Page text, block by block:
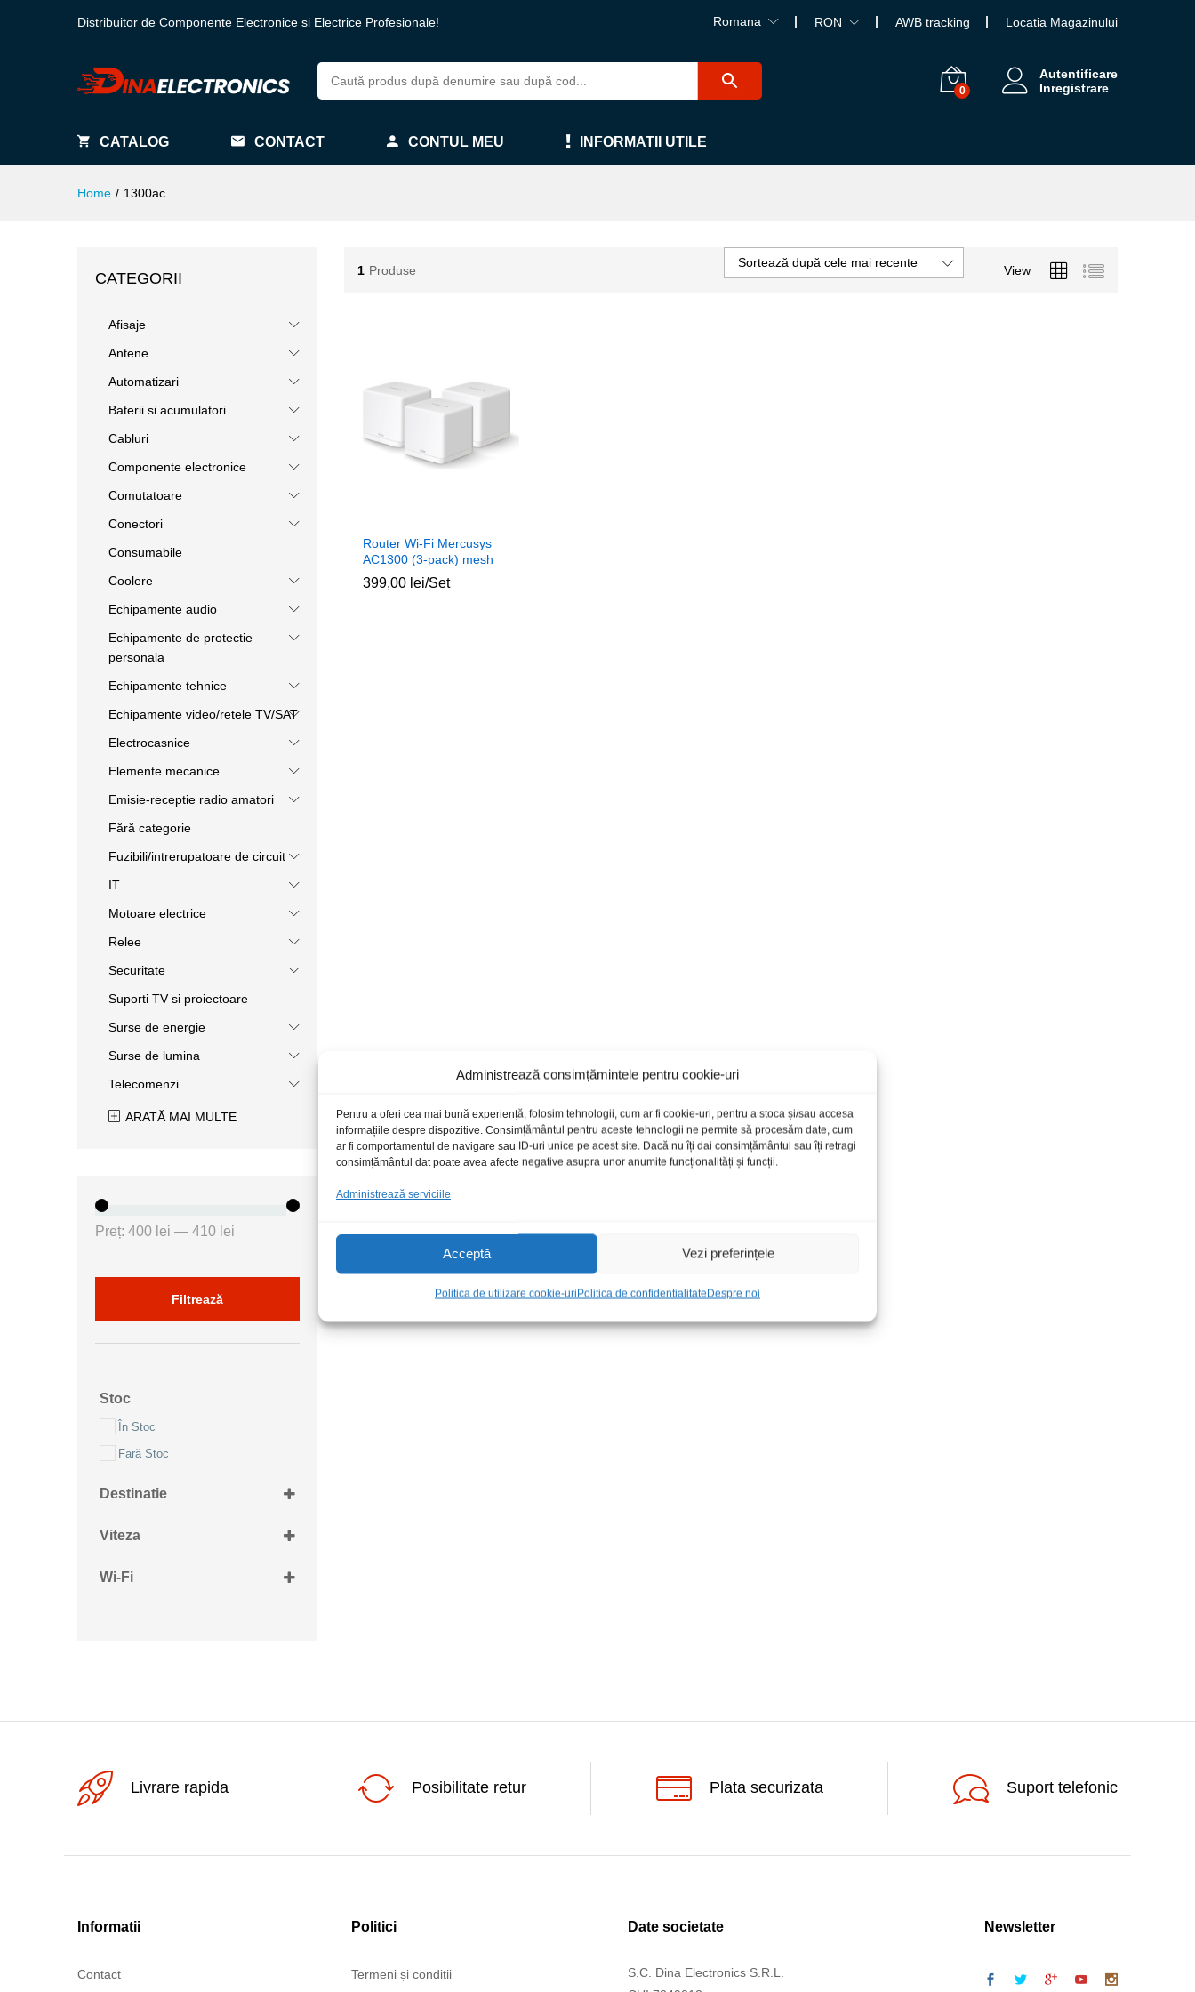
Administrează consimțămintele pentru cookie-uri
Pentru a oferi cea mai bună experiență, folosim tehnologii, cum ar fi cookie-uri, pentru a stoca și/sau accesa
informațiile despre dispozitive. Consimțământul pentru aceste tehnologii ne permite să procesăm date, cum
ar fi comportamentul de navigare sau ID-uri unice pe acest site. Dacă nu îți dai consimțământul sau îți retragi
consimțământul dat poate avea afecte negative asupra unor anumite funcționalități și funcții.
Administrează serviciile
Acceptă Vezi preferințele
Politica de utilizare cookie-uriPolitica de confidentialitateDespre noi
Distribuitor de Componente Electronice si Electrice Profesionale! Romana RON AWB tracking Locatia Magazinului
0
Autentificare
Inregistrare
CATALOG CONTACT CONTUL MEU INFORMATII UTILE
Home / 1300ac
1 Produse View
Sortează după cele mai recente
Router Wi-Fi Mercusys
AC1300 (3-pack) mesh
399,00 lei/Set
399,00 lei
CATEGORII
Afisaje
Antene
Automatizari
Baterii si acumulatori
Cabluri
Componente electronice
Comutatoare
Conectori
Consumabile
Coolere
Echipamente audio
Echipamente de protectie
personala
Echipamente tehnice
Echipamente video/retele TV/SAT
Electrocasnice
Elemente mecanice
Emisie-receptie radio amatori
Fără categorie
Fuzibili/intrerupatoare de circuit
IT
Motoare electrice
Relee
Securitate
Suporti TV si proiectoare
Surse de energie
Surse de lumina
Telecomenzi
ARATĂ MAI MULTE
Filtrează
Preț: 400 lei — 410 lei
Stoc
În Stoc
Fară Stoc
Destinatie
Viteza
Wi-Fi
Livrare rapida Posibilitate retur Plata securizata Suport telefonic
Informatii
Contact
Politici
Termeni și condiții
Date societate
S.C. Dina Electronics S.R.L.
Newsletter